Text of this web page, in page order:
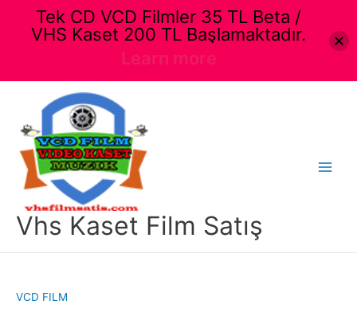
Vhs Kaset Film Satış
VCD FILM
Tek CD VCD Filmler 35 TL Beta /
VHS Kaset 200 TL Başlamaktadır.
Learn more